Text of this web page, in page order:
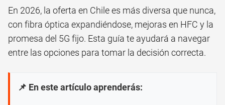
En 2026, la oferta en Chile es más diversa que nunca,
con fibra óptica expandiéndose, mejoras en HFC y la
promesa del 5G fijo. Esta guía te ayudará a navegar
entre las opciones para tomar la decisión correcta.
📌 En este artículo aprenderás: